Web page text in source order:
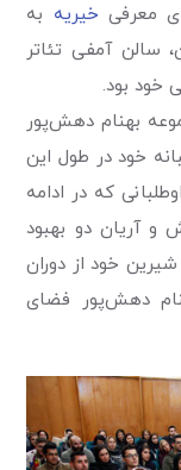
معرفی خیریه به
سالن آمفی تئاتر
خود بود.
بهنام دهش‌پور
خود در طول این
که در ادامه
و آریان دو بهبود
خود از دوران
دهش‌پور فضای